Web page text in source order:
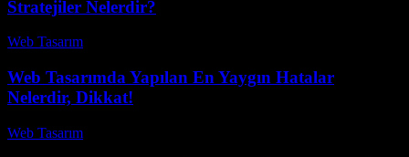
Stratejiler Nelerdir?
Web Tasarım
Web Tasarımda Yapılan En Yaygın Hatalar
Nelerdir, Dikkat!
Web Tasarım